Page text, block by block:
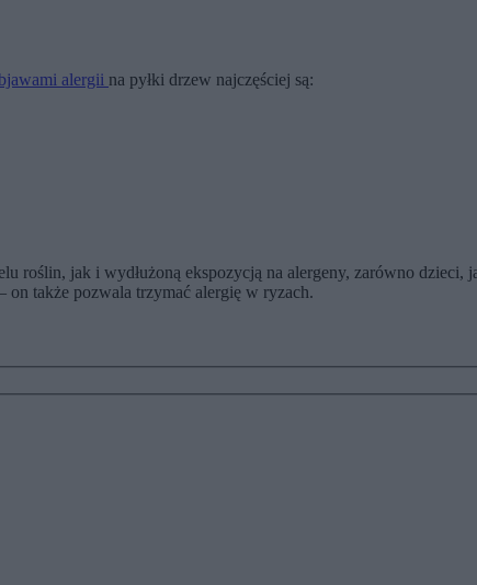
alergii na pyłki drzew najczęściej są:
roślin, jak i wydłużoną ekspozycją na alergeny, zarówno dzieci,
on także pozwala trzymać alergię w ryzach.